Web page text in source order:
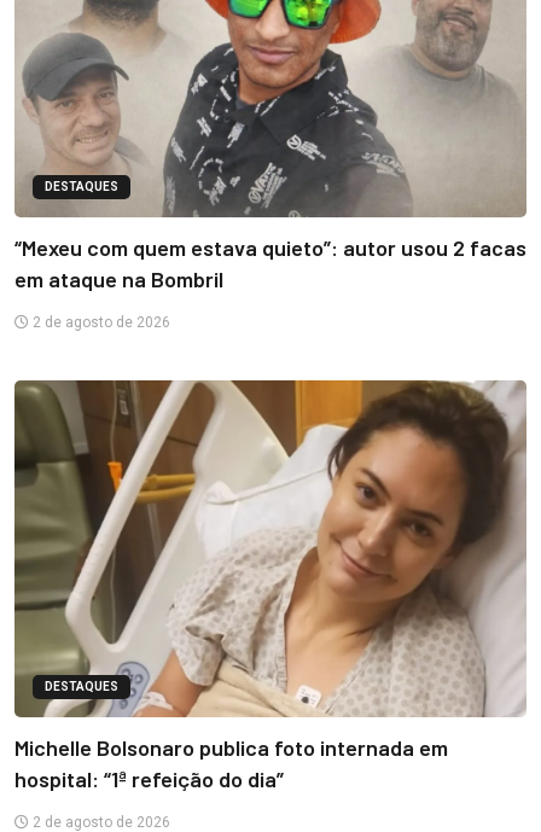
DESTAQUES
“Mexeu com quem estava quieto”: autor usou 2 facas
em ataque na Bombril
2 de agosto de 2026
DESTAQUES
Michelle Bolsonaro publica foto internada em
hospital: “1ª refeição do dia”
2 de agosto de 2026